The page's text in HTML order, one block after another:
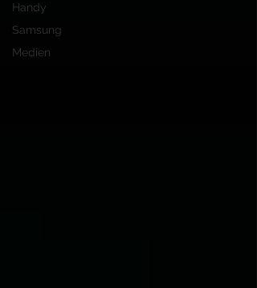
Handy
Samsung
Medien